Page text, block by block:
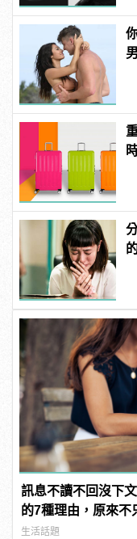
訊息不讀不回沒下
的7種理由，原來不
生活話題